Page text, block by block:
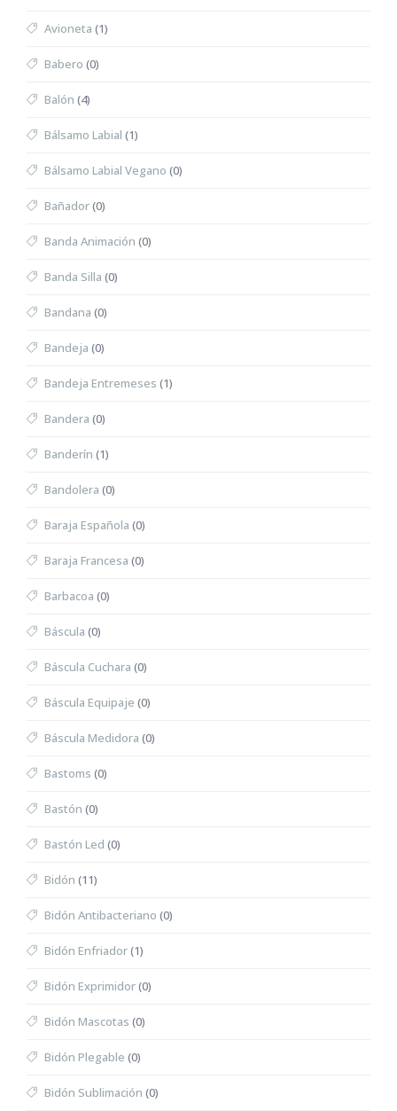
Avioneta (1)
Babero (0)
Balón (4)
Bálsamo Labial (1)
Bálsamo Labial Vegano (0)
Bañador(0)
Banda Animación (0)
Banda Silla (0)
Bandana (0)
Bandeja (0)
Bandeja Entremeses (1)
Bandera (0)
Banderín (1)
Bandolera (0)
Baraja Española (0)
Baraja Francesa (0)
Barbacoa (0)
Báscula (0)
Báscula Cuchara (0)
Báscula Equipaje (0)
Báscula Medidora (0)
Bastoms (0)
Bastón (0)
Bastón Led (0)
Bidón (11)
Bidón Antibacteriano (0)
Bidón Enfriador(1)
Bidón Exprimidor(0)
Bidón Mascotas (0)
Bidón Plegable (0)
Bidón Sublimación (0)